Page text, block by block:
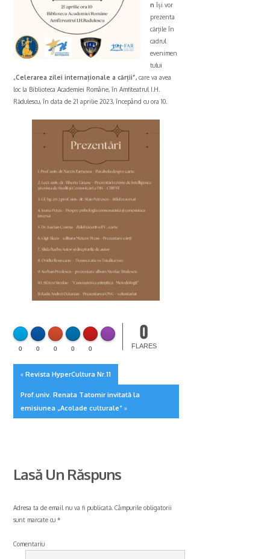
nîși vor
prezenta
cărțile în
cadrul
evenimen
tului
„Celerarea zilei internaționale a cărții”,care va avea
loc la Biblioteca Academiei Române, în Amfiteatrul I.H.
Rădulescu, în data de 21 aprilie 2023, începând cu ora 10.
0 0 0 0 0
Made with FLARE
0
FLARES
«Revista HyperCultura Nr.11
Prof.univ. Renata Tatomir invitată la
emisiunea „Acolade culturale” »
Lasă Un Răspuns
Adresa ta de email nu va fi publicată. Câmpurile obligatorii
sunt marcate cu*
Comentariu